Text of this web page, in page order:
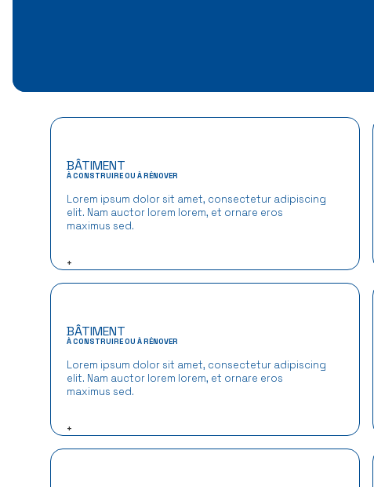
BÂTIMENT
À CONSTRUIRE OU À RÉNOVER
Lorem ipsum dolor sit amet, consectetur adipiscing
elit. Nam auctor lorem lorem, et ornare eros
maximus sed.
+
BÂTIMENT
À CONSTRUIRE OU À RÉNOVER
Lorem ipsum dolor sit amet, consectetur adipiscing
elit. Nam auctor lorem lorem, et ornare eros
maximus sed.
+